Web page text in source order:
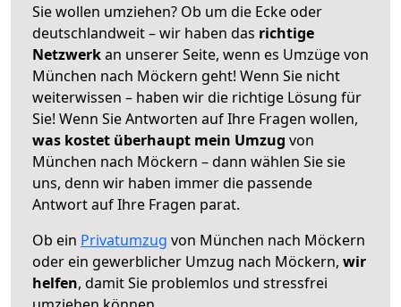
Sie wollen umziehen? Ob um die Ecke oder
deutschlandweit – wir haben das richtige
Netzwerkan unserer Seite, wenn es Umzüge von
München nach Möckern geht! Wenn Sie nicht
weiterwissen – haben wir die richtige Lösung für
Sie! Wenn Sie Antworten auf Ihre Fragen wollen,
was kostet überhaupt mein Umzug von
München nach Möckern – dann wählen Sie sie
uns, denn wir haben immer die passende
Antwort auf Ihre Fragen parat.
Ob ein Privatumzug von München nach Möckern
oder ein gewerblicher Umzug nach Möckern, wir
helfen, damit Sie problemlos und stressfrei